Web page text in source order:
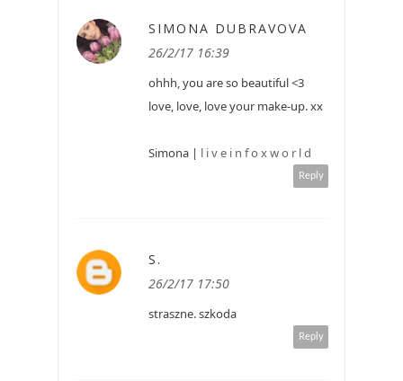
SIMONA DUBRAVOVA
26/2/17 16:39
ohhh, you are so beautiful <3
love, love, love your make-up. xx
Simona | l i v e i n f o x w o r l d
Reply
S.
26/2/17 17:50
straszne. szkoda
Reply